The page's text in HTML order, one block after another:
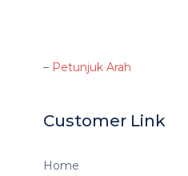
– Petunjuk Arah
Customer Link
Home